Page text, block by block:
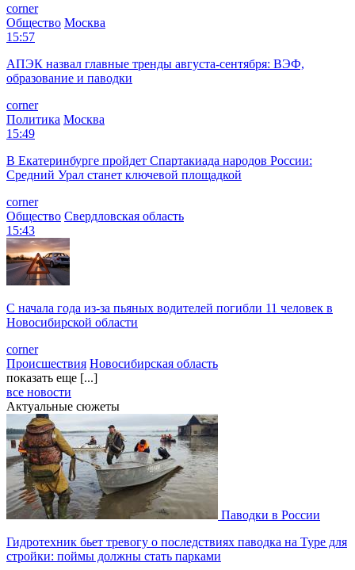
corner
Общество Москва
15:57
АПЭК назвал главные тренды августа-сентября: ВЭФ,
образование и паводки
corner
Политика Москва
15:49
В Екатеринбурге пройдет Спартакиада народов России:
Средний Урал станет ключевой площадкой
corner
Общество Свердловская область
15:43
С начала года из‑за пьяных водителей погибли 11 человек в
Новосибирской области
corner
Происшествия Новосибирская область
показать еще [...]
все новости
Актуальные сюжеты
Паводки в России
Гидротехник бьет тревогу о последствиях паводка на Туре для
стройки: поймы должны стать парками